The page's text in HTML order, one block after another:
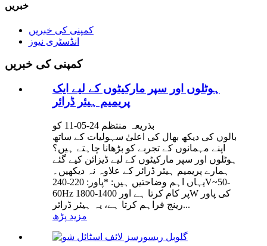
خبریں
کمپنی کی خبریں
انڈسٹری نیوز
کمپنی کی خبریں
ہوٹلوں اور سپر مارکیٹوں کے لیے ایک
پریمیم ہیئر ڈرائر
بذریعہ منتظم 24-05-11 کو
بالوں کی دیکھ بھال کی اعلیٰ سہولیات کے ساتھ
اپنے مہمانوں کے تجربے کو بڑھانا چاہتے ہیں؟
ہوٹلوں اور سپر مارکیٹوں کے لیے ڈیزائن کیے گئے
ہمارے پریمیم ہیئر ڈرائر کے علاوہ نہ دیکھیں۔
یہاں اہم وضاحتیں ہیں: *پاور: 220-240V~50-
60Hz پر کام کرتا ہے اور 1400-1800W کی پاور
رینج فراہم کرتا ہے، یہ ہیئر ڈرائر...
مزید پڑھ